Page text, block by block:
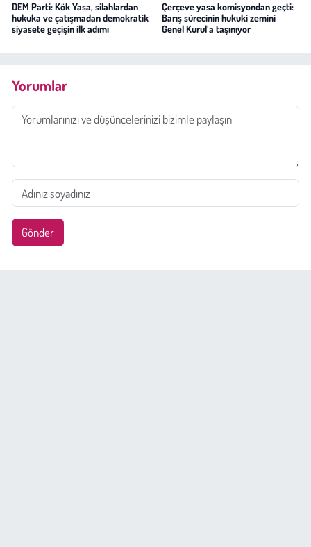
DEM Parti: Kök Yasa, silahlardan
hukuka ve çatışmadan demokratik
siyasete geçişin ilk adımı
Çerçeve yasa komisyondan geçti:
Barış sürecinin hukuki zemini
Genel Kurul’a taşınıyor
Yorumlar
Gönder